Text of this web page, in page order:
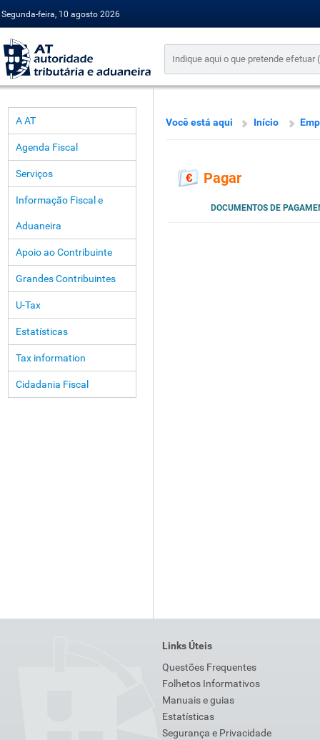
Segunda-feira, 10 agosto 2026
A AT
Agenda Fiscal
Serviços
Informação Fiscal e
Aduaneira
Apoio ao Contribuinte
Grandes Contribuintes
U-Tax
Estatísticas
Tax information
Cidadania Fiscal
Você está aqui Início
Pagar
DOCUMENTOS DE
Links Úteis
Questões Frequentes
Folhetos Informativos
Manuais e guias
Estatísticas
Segurança e Privacidade